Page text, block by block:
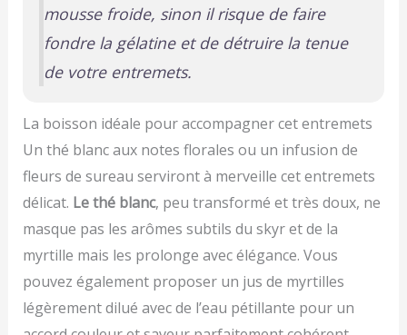
mousse froide, sinon il risque de faire
fondre la gélatine et de détruire la tenue
de votre entremets.
La boisson idéale pour accompagner cet entremets
Un thé blanc aux notes florales ou un infusion de
fleurs de sureau serviront à merveille cet entremets
délicat. Le thé blanc, peu transformé et très doux, ne
masque pas les arômes subtils du skyr et de la
myrtille mais les prolonge avec élégance. Vous
pouvez également proposer un jus de myrtilles
légèrement dilué avec de l’eau pétillante pour un